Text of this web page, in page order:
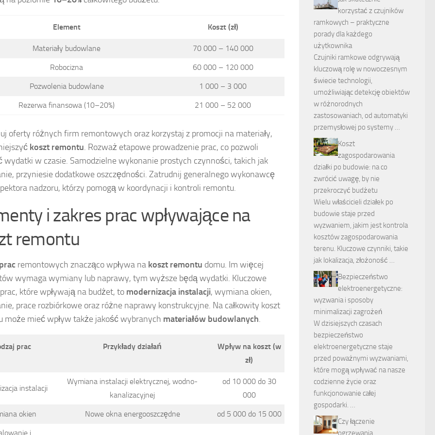
Element Koszt (zł)
Materiały budowlane 70 000 – 140 000
Robocizna 60 000 – 120 000
Pozwolenia budowlane 1 000 – 3 000
Rezerwa finansowa (10–20%) 21 000 – 52 000
oferty różnych firm remontowych oraz korzystaj z promocji na materiały,
koszt remontu. Rozważ etapowe prowadzenie prac, co pozwoli
wydatki w czasie. Samodzielne wykonanie prostych czynności, takich jak
przyniesie dodatkowe oszczędności. Zatrudnij generalnego wykonawcę
nadzoru, którzy pomogą w koordynacji i kontroli remontu.
i zakres prac wpływające na
remontu
remontowych znacząco wpływa na koszt remontu domu. Im więcej
wymaga wymiany lub naprawy, tym wyższe będą wydatki. Kluczowe
które wpływają na budżet, to modernizacja instalacji, wymiana okien,
prace rozbiórkowe oraz różne naprawy konstrukcyjne. Na całkowity koszt
może mieć wpływ także jakość wybranych materiałów budowlanych.
prac Przykłady działań
Wpływ na koszt (w
zł)
instalacji
Wymiana instalacji elektrycznej, wodno-
kanalizacyjnej
od 10 000 do 30
000
okien Nowe okna energooszczędne od 5 000 do 15 000
i
korzystać z czujników
ramkowych – praktyczne
porady dla każdego
użytkownika
Czujniki ramkowe odgrywają
kluczową rolę w nowoczesnym
świecie technologii,
umożliwiając detekcję obiektów
w różnorodnych
zastosowaniach, od automatyki
przemysłowej po systemy …
Koszt
zagospodarowania
działki po budowie: na co
zwrócić uwagę, by nie
przekroczyć budżetu
Wielu właścicieli działek po
budowie staje przed
wyzwaniem, jakim jest kontrola
kosztów zagospodarowania
terenu. Kluczowe czynniki, takie
jak lokalizacja, złożoność …
Bezpieczeństwo
elektroenergetyczne:
wyzwania i sposoby
minimalizacji zagrożeń
W dzisiejszych czasach
bezpieczeństwo
elektroenergetyczne staje
przed poważnymi wyzwaniami,
które mogą wpływać na nasze
codzienne życie oraz
funkcjonowanie całej
gospodarki. …
Czy łączenie
ogrzewania